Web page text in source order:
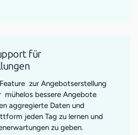
für
zur Angebotserstellung
mühelos bessere Angebote
aggregierte Daten und
jeden Tag zu lernen und
zu geben.